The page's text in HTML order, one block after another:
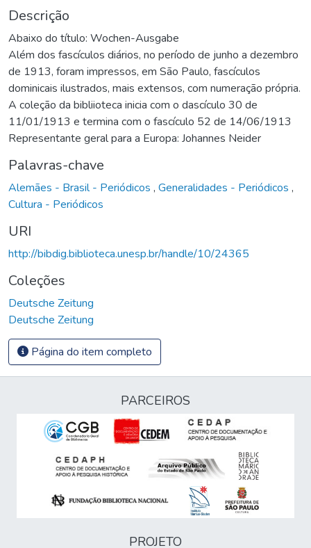
Descrição
Abaixo do título: Wochen-Ausgabe
Além dos fascículos diários, no período de junho a dezembro
de 1913, foram impressos, em São Paulo, fascículos
dominicais ilustrados, mais extensos, com numeração própria.
A coleção da bibliioteca inicia com o dascículo 30 de
11/01/1913 e termina com o fascículo 52 de 14/06/1913
Representante geral para a Europa: Johannes Neider
Palavras-chave
Alemães - Brasil - Periódicos , Generalidades - Periódicos ,
Cultura - Periódicos
URI
http://bibdig.biblioteca.unesp.br/handle/10/24365
Coleções
Deutsche Zeitung
Deutsche Zeitung
Página do item completo
PARCEIROS
PROJETO